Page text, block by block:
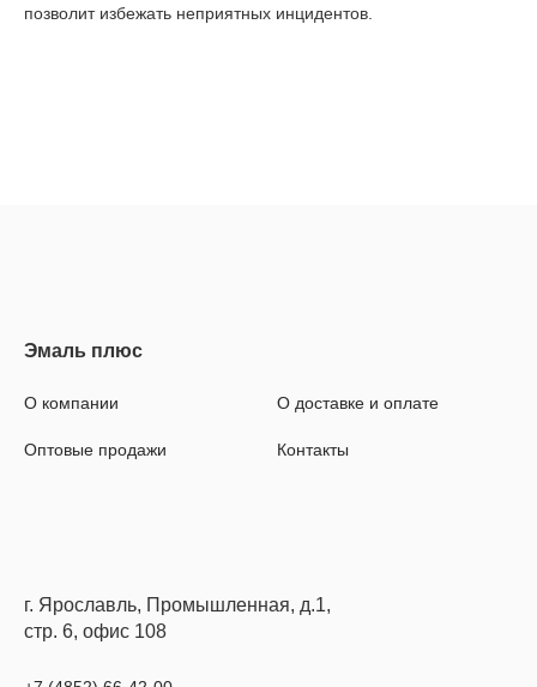
позволит избежать неприятных инцидентов.
О компании
Оптовые продажи
О доставке и оплате
Контакты
г. Ярославль, Промышленная, д.1,
стр. 6, офис 108